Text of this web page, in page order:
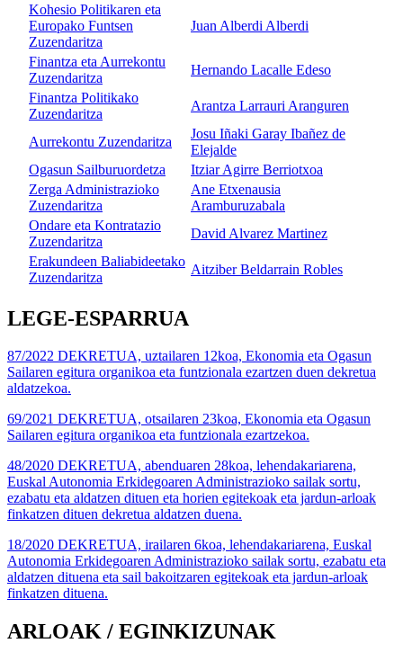
Kohesio Politikaren eta
Europako Funtsen
Zuzendaritza
Juan Alberdi Alberdi
Finantza eta Aurrekontu
Zuzendaritza
Hernando Lacalle Edeso
Finantza Politikako
Zuzendaritza
Arantza Larrauri Aranguren
Aurrekontu Zuzendaritza
Josu Iñaki Garay Ibañez de
Elejalde
Ogasun Sailburuordetza
Itziar Agirre Berriotxoa
Zerga Administrazioko
Zuzendaritza
Ane Etxenausia
Aramburuzabala
Ondare eta Kontratazio
Zuzendaritza
David Alvarez Martinez
Erakundeen Baliabideetako
Zuzendaritza
Aitziber Beldarrain Robles
LEGE-ESPARRUA
87/2022 DEKRETUA, uztailaren 12koa, Ekonomia eta Ogasun
Sailaren egitura organikoa eta funtzionala ezartzen duen dekretua
aldatzekoa.
69/2021 DEKRETUA, otsailaren 23koa, Ekonomia eta Ogasun
Sailaren egitura organikoa eta funtzionala ezartzekoa.
48/2020 DEKRETUA, abenduaren 28koa, lehendakariarena,
Euskal Autonomia Erkidegoaren Administrazioko sailak sortu,
ezabatu eta aldatzen dituen eta horien egitekoak eta jardun-arloak
finkatzen dituen dekretua aldatzen duena.
18/2020 DEKRETUA, irailaren 6koa, lehendakariarena, Euskal
Autonomia Erkidegoaren Administrazioko sailak sortu, ezabatu eta
aldatzen dituena eta sail bakoitzaren egitekoak eta jardun-arloak
finkatzen dituena.
ARLOAK / EGINKIZUNAK